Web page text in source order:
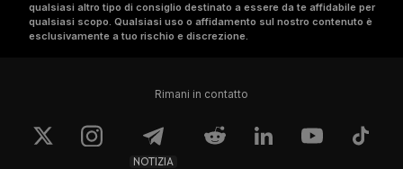
qualsiasi altro tipo di consiglio destinato a essere da te affidabile per
qualsiasi scopo. Qualsiasi uso o affidamento sul nostro contenuto è
esclusivamente a tuo rischio e discrezione.
Rimani in contatto
NOTIZIA